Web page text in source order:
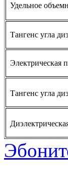
Удельное
Тангенс угла
Электрическая
Тангенс угла